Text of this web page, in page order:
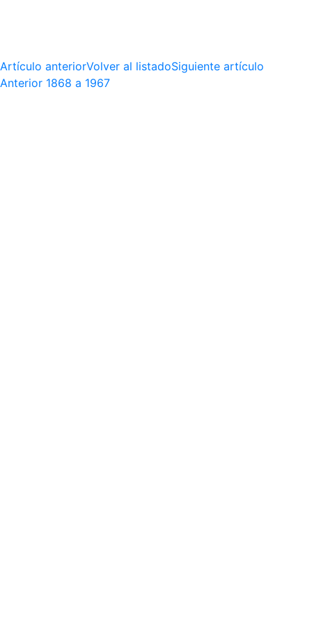
Artículo anteriorVolver al listadoSiguiente artículo
Anterior 1868 a 1967